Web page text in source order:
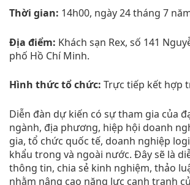
Thời gian: 14h00, ngày 24 tháng 7
Địa điểm: Khách sạn Rex, số 141
phố Hồ Chí Minh.
Hình thức tổ chức: Trực tiếp kết hợp
Diễn đàn dự kiến có sự tham gia của
ngành, địa phương, hiệp hội doanh
gia, tổ chức quốc tế, doanh nghiệp
khẩu trong và ngoài nước. Đây sẽ là
thông tin, chia sẻ kinh nghiệm, thảo
nhằm nâng cao năng lực cạnh tranh